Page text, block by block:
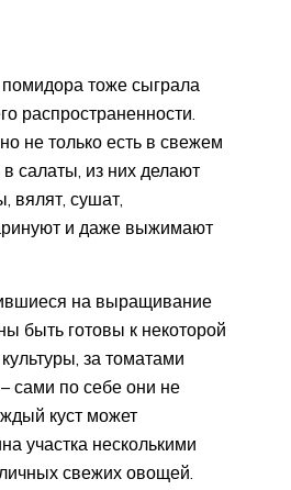
тоже сыграла
распространенности.
не только есть в свежем
салаты, из них делают
вялят, сушат,
и даже выжимают
на выращивание
быть готовы к некоторой
за томатами
сами по себе они не
куст может
участка несколькими
свежих овощей.